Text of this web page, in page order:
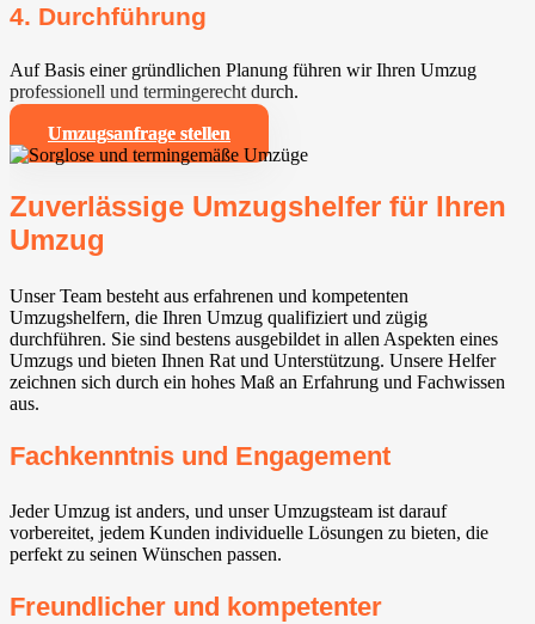
4. Durchführung
Auf Basis einer gründlichen Planung führen wir Ihren Umzug
professionell und termingerecht durch.
Umzugsanfrage stellen
Zuverlässige Umzugshelfer für Ihren
Umzug
Unser Team besteht aus erfahrenen und kompetenten
Umzugshelfern, die Ihren Umzug qualifiziert und zügig
durchführen. Sie sind bestens ausgebildet in allen Aspekten eines
Umzugs und bieten Ihnen Rat und Unterstützung. Unsere Helfer
zeichnen sich durch ein hohes Maß an Erfahrung und Fachwissen
aus.
Fachkenntnis und Engagement
Jeder Umzug ist anders, und unser Umzugsteam ist darauf
vorbereitet, jedem Kunden individuelle Lösungen zu bieten, die
perfekt zu seinen Wünschen passen.
Freundlicher und kompetenter